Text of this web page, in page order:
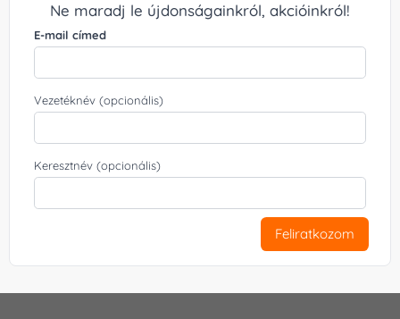
Ne maradj le újdonságainkról, akcióinkról!
E-mail címed
Vezetéknév (opcionális)
Keresztnév (opcionális)
Feliratkozom